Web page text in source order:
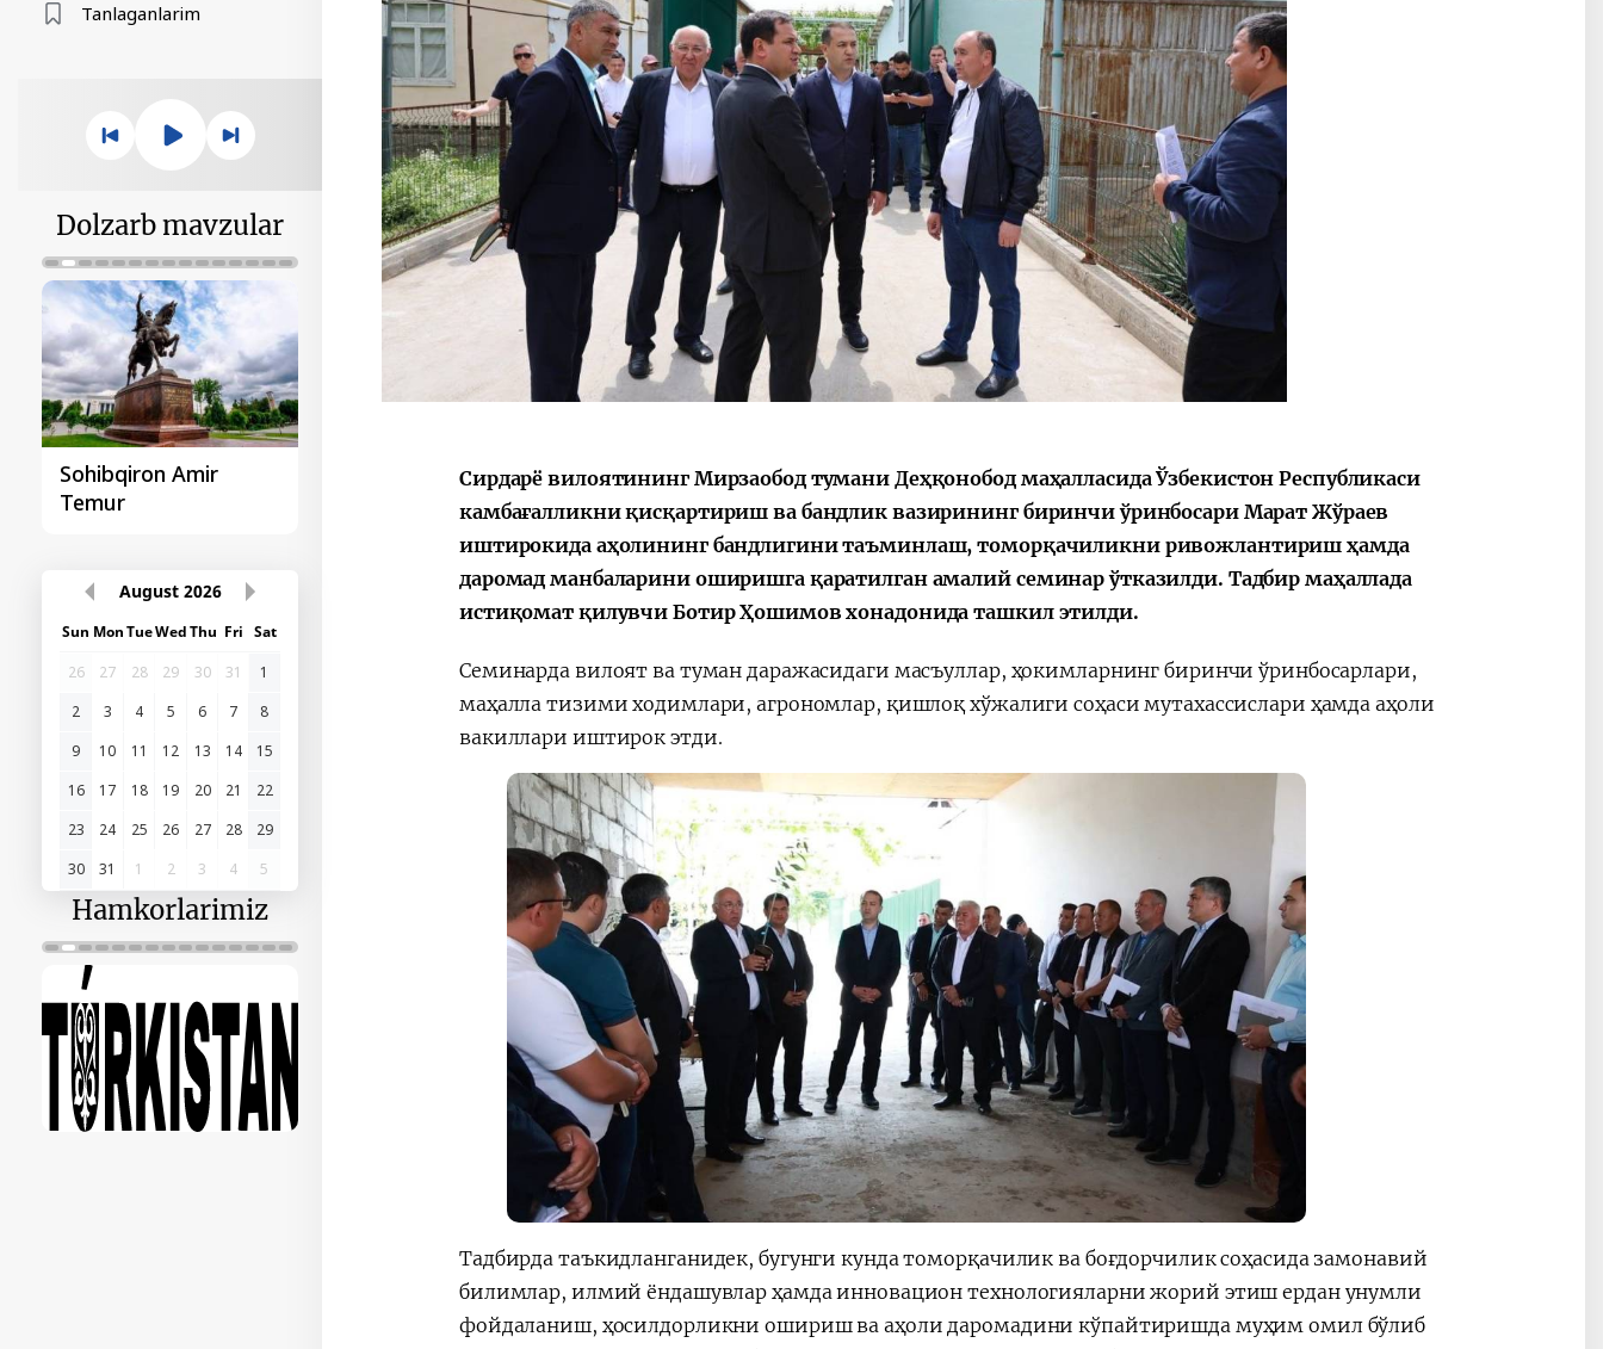
Tanlaganlarim
Dolzarb mavzular
Sohibqiron Amir
Temur
O‘zbekiston va
Paragvay hamkorligi
Huquqiy targʻibot
O‘zbekiston va
Yaponiya hamkorligi
Oʻzbekiston va
Pokiston hamkorligi
August 2026
Sun MonTueWedThu Fri Sat
26
27 28 29 30 31
1
2
3 4 5 6 7
8
9
10 11 12 13 14
15
16
17 18 19 20 21
22
23
24 25 26 27 28
29
30
31 1 2 3 4 5
Hamkorlarimiz
Сирдарё вилоятининг Мирзаобод тумани Деҳқонобод маҳалласида Ўзбекистон Республикаси
камбағалликни қисқартириш ва бандлик вазирининг биринчи ўринбосари Марат Жўраев
иштирокида аҳолининг бандлигини таъминлаш, томорқачиликни ривожлантириш ҳамда
даромад манбаларини оширишга қаратилган амалий семинар ўтказилди. Тадбир маҳаллада
истиқомат қилувчи Ботир Ҳошимов хонадонида ташкил этилди.
Семинарда вилоят ва туман даражасидаги масъуллар, ҳокимларнинг биринчи ўринбосарлари,
маҳалла тизими ходимлари, агрономлар, қишлоқ хўжалиги соҳаси мутахассислари ҳамда аҳоли
вакиллари иштирок этди.
Тадбирда таъкидланганидек, бугунги кунда томорқачилик ва боғдорчилик соҳасида замонавий
билимлар, илмий ёндашувлар ҳамда инновацион технологияларни жорий этиш ердан унумли
фойдаланиш, ҳосилдорликни ошириш ва аҳоли даромадини кўпайтиришда муҳим омил бўлиб